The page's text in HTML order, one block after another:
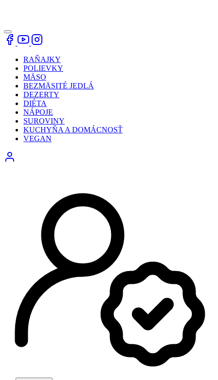
RAŇAJKY
POLIEVKY
MÄSO
BEZMÄSITÉ JEDLÁ
DEZERTY
DIÉTA
NÁPOJE
SUROVINY
KUCHYŇA A DOMÁCNOSŤ
VEGAN